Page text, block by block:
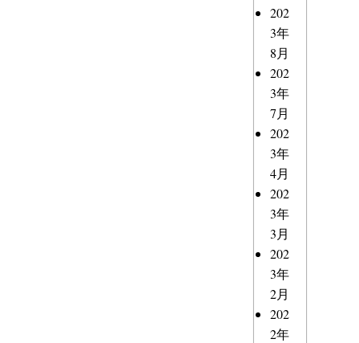
202
3年
8月
202
3年
7月
202
3年
4月
202
3年
3月
202
3年
2月
202
2年